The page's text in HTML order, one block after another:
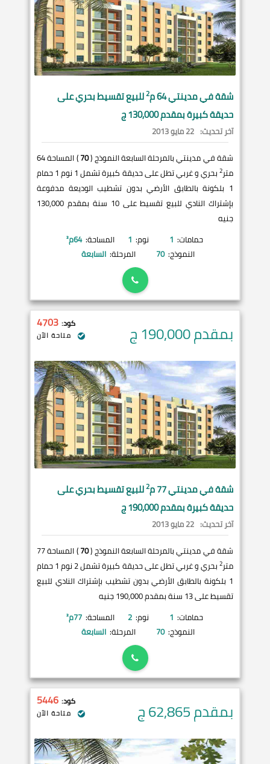
شقة فيمدينتي64 م 2للبيع تقسيط بحري على
حديقة كبيرة بمقدم 130,000 ج
آخر تحديث: 22 مايو 2013
شقة في مدينتي بالمرحلة السابعة النموذج (70
) المساحة 64
متر2
بحري و غربي تطل على حديقة كبيرة تشمل 1 نوم 1 حمام
1 بلكونة بالطابق الأرضي بدون تشطيب الوديعة مدفوعة
بإشتراك النادي للبيع تقسيط على 10 سنة بمقدم 130,000
جنيه
حمامات: 1 نوم: 1 المساحة: 64م²
النموذج: 70 المرحلة: السابعة
بمقدم 190,000 ج كود: 4703
متاحة الآن
شقة فيمدينتي 2للبيع تقسيط بحري على
حديقة كبيرة بمقدم 190,000 ج
آخر تحديث: 22 مايو 2013
شقة في مدينتي بالمرحلة السابعة النموذج (70
) المساحة 77
متر2
بحري و غربي تطل على حديقة كبيرة تشمل 2 نوم 1 حمام
1 بلكونة بالطابق الأرضي بدون تشطيب بإشتراك النادي للبيع
تقسيط على 13 سنة بمقدم 190,000 جنيه
حمامات: 1 نوم: 2 المساحة: 77م²
النموذج: 70 المرحلة: السابعة
بمقدم 62,865 ج كود: 5446
متاحة الآن